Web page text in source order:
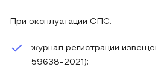
При эксплуатации СПС:
журнал регистрации
59638-2021);